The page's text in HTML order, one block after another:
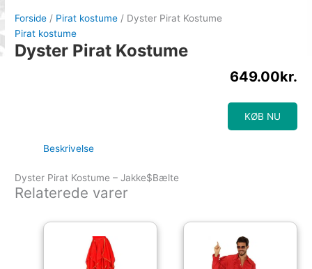
Forside / Pirat kostume / Dyster Pirat Kostume
Pirat kostume
Dyster Pirat Kostume
649.00kr.
KØB NU
Beskrivelse
Dyster Pirat Kostume – Jakke$Bælte
Relaterede varer